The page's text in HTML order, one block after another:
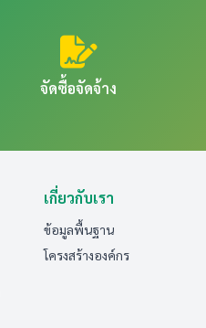
จัดซื้อจัดจ้าง
เกี่ยวกับเรา
ข้อมูลพื้นฐาน
โครงสร้างองค์กร